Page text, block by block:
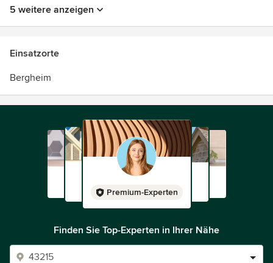
5 weitere anzeigen
Einsatzorte
Bergheim
Premium-Experten
Finden Sie Top-Experten in Ihrer Nähe